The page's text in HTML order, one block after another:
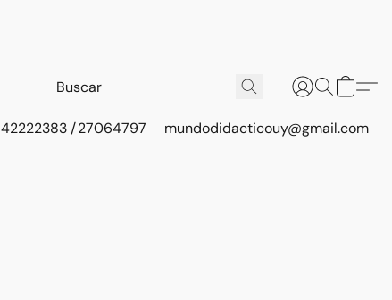
42222383 / 27064797 mundodidacticouy@gmail.com